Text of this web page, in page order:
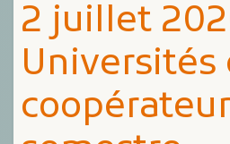
2 juillet
Universités